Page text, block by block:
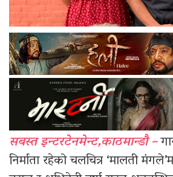
सबस्त इन्टरटेनमेन्ट,काठमान्डौ –
निर्माता रहेको चलचित्र ‘मालती